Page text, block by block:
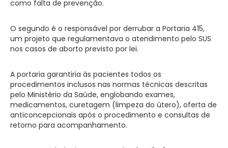
como falta de prevenção.
O segundo é o responsável por derrubar a Portaria 415,
um projeto que regulamentava o atendimento pelo SUS
nos casos de aborto previsto por lei.
A portaria garantiria às pacientes todos os
procedimentos inclusos nas normas técnicas descritas
pelo Ministério da Saúde, englobando exames,
medicamentos, curetagem (limpeza do útero), oferta de
anticoncepcionais após o procedimento e consultas de
retorno para acompanhamento.